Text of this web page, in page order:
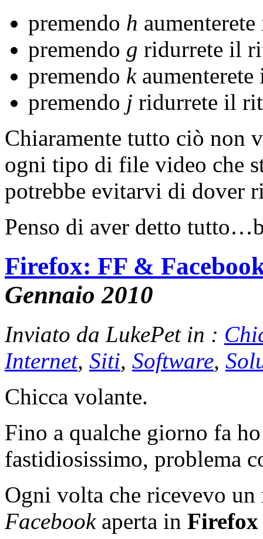
premendo h
premendo g ridurrete il
premendo k
premendo j ridurrete il
Chiaramente tutto ciò non
ogni tipo di file video che
potrebbe evitarvi di dover
Penso di aver detto
Firefox: FF &
Gennaio 2010
Inviato da LukePet in :
Internet, Siti, Software,
Chicca volante.
Fino a qualche giorno fa
fastidiosissimo, problema
Ogni volta che ricevevo un
Facebookaperta in Firefox